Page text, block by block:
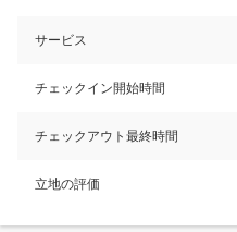
サービス
チェックイン開始時間
チェックアウト最終時間
立地の評価